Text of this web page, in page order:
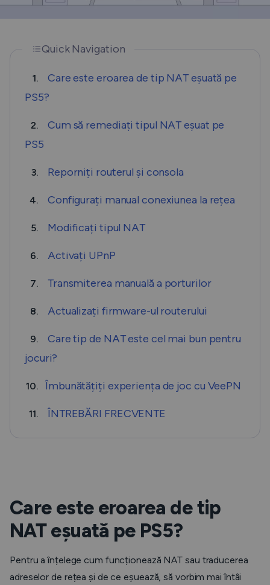
Quick Navigation
1.
Care este eroarea de tip NAT eșuată pe
PS5?
2.
Cum să remediați tipul NAT eșuat pe
PS5
3. Reporniți routerul și consola
4. Configurați manual conexiunea la rețea
5. Modificați tipul NAT
6. Activați UPnP
7. Transmiterea manuală a porturilor
8. Actualizați firmware-ul routerului
9.
Care tip de NAT este cel mai bun pentru
jocuri?
10. Îmbunătățiți experiența de joc cu VeePN
11. ÎNTREBĂRI FRECVENTE
Care este eroarea de tip
NAT eșuată pe PS5?
Pentru a înțelege cum funcționează NAT sau traducerea
adreselor de rețea și de ce eșuează, să vorbim mai întâi